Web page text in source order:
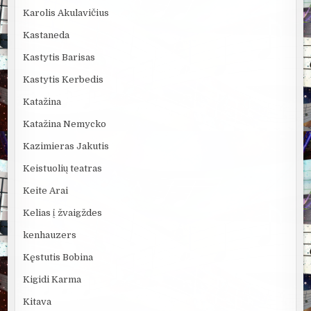
Karolis Akulavičius
Kastaneda
Kastytis Barisas
Kastytis Kerbedis
Katažina
Katažina Nemycko
Kazimieras Jakutis
Keistuolių teatras
Keite Arai
Kelias į žvaigždes
kenhauzers
Kęstutis Bobina
Kigidi Karma
Kitava